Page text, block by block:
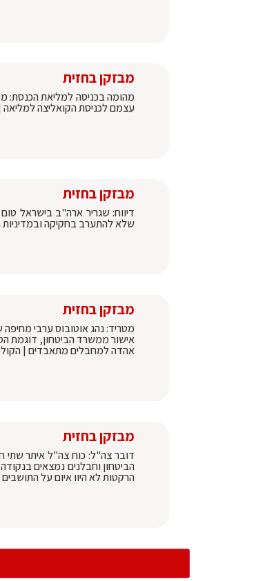
מבזקן בחזית
מהומה בכניסה למליאת הכנסת:
עצמם לכניסת הקואליצה למליאה
מבזקן בחזית
דיווח: שגריר ארה"ב בישראל
שלא להתערב בחקיקה
מבזקן בחזית
מטריד: נהג אוטובוס ערבי
אישור ממשרד הביטחון, דוגמת
אהדה למחבלים מתאבדים | הקול
מבזקן בחזית
דובר צה"ל: כוח צה"ל איתר שתי
הביטחון וחבלנים נמצאים
הרקטות לא היוו איום על התושבים